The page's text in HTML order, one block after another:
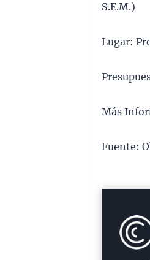
S.E.M.)
Lugar:
Más
Fuente: